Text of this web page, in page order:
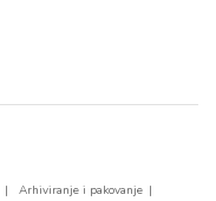
Arhiviranje i pakovanje